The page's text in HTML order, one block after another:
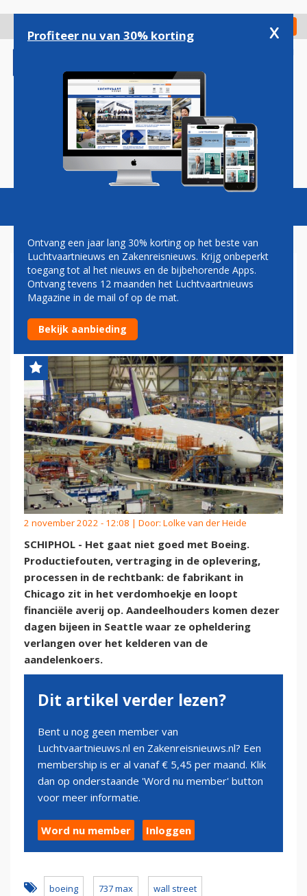
gaan
Check in
Magazine Podcasts Vacatures
AANDEEL BOEING ZAKT WEG
DOOR WANTROUWEN VAN
INVESTEERDERS
2 november 2022 - 12:08 | Door: Lolke van der Heide
SCHIPHOL - Het gaat niet goed met Boeing.
Productiefouten, vertraging in de oplevering,
processen in de rechtbank: de fabrikant in
Chicago zit in het verdomhoekje en loopt
financiële averij op. Aandeelhouders komen dezer
dagen bijeen in Seattle waar ze opheldering
verlangen over het kelderen van de
aandelenkoers.
Dit artikel verder lezen?
Bent u nog geen member van
Luchtvaartnieuws.nl en Zakenreisnieuws.nl? Een
membership is er al vanaf € 5,45 per maand. Klik
dan op onderstaande 'Word nu member' button
voor meer informatie.
Word nu member Inloggen
boeing 737 max wall street
Profiteer nu van 30% korting x
Ontvang een jaar lang 30% korting op het beste van
Luchtvaartnieuws en Zakenreisnieuws. Krijg onbeperkt
toegang tot al het nieuws en de bijbehorende Apps.
Ontvang tevens 12 maanden het Luchtvaartnieuws
Magazine in de mail of op de mat.
Bekijk aanbieding